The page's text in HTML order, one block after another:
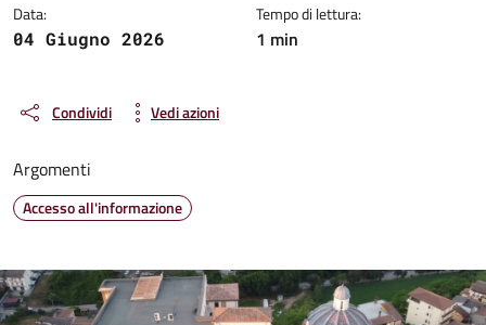
Data:
04 Giugno 2026
Tempo di lettura:
1 min
Condividi Vedi azioni
Argomenti
Accesso all'informazione